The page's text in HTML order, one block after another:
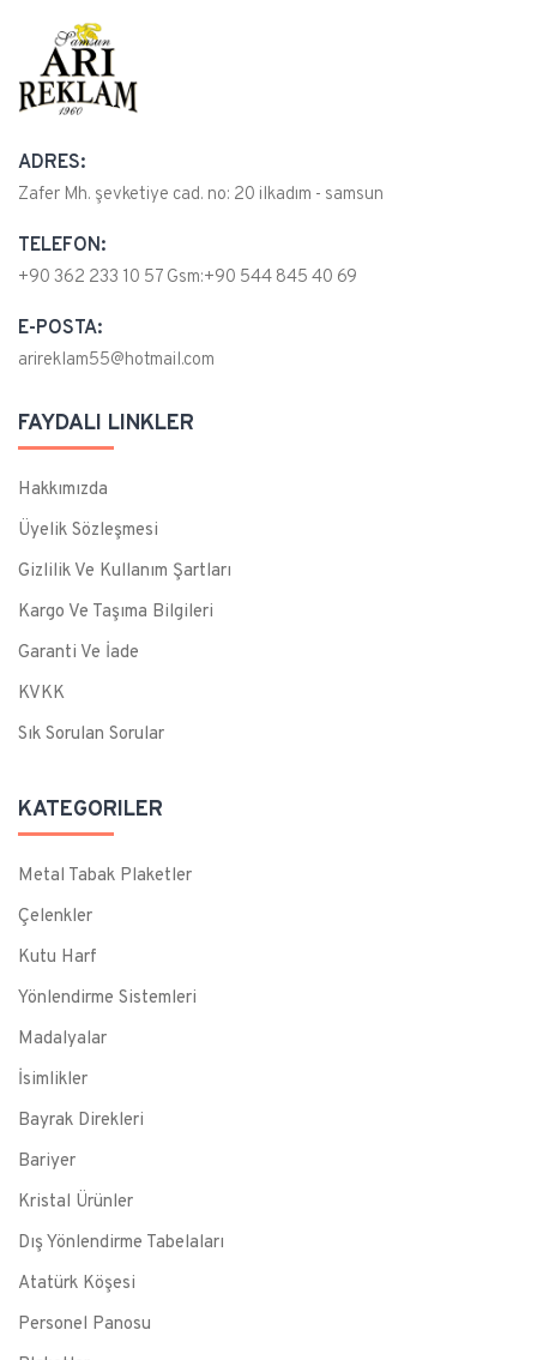
ADRES:
Zafer Mh. şevketiye cad. no: 20 ilkadım - samsun
TELEFON:
+90 362 233 10 57 Gsm:+90 544 845 40 69
E-POSTA:
arireklam55@hotmail.com
FAYDALI LINKLER
Hakkımızda
Üyelik Sözleşmesi
Gizlilik Ve Kullanım Şartları
Kargo Ve Taşıma Bilgileri
Garanti Ve İade
KVKK
Sık Sorulan Sorular
KATEGORILER
Metal Tabak Plaketler
Çelenkler
Kutu Harf
Yönlendirme Sistemleri
Madalyalar
İsimlikler
Bayrak Direkleri
Bariyer
Kristal Ürünler
Dış Yönlendirme Tabelaları
Atatürk Köşesi
Personel Panosu